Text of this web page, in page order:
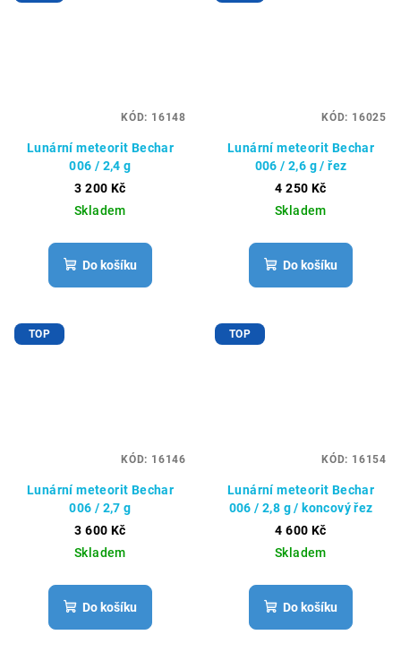
Lunární meteorit Bechar
006 / 2,4 g
3 200 Kč
Skladem
Do košíku
KÓD: 16148
Lunární meteorit Bechar
006 / 2,6 g / řez
4 250 Kč
Skladem
Do košíku
KÓD: 16025
TOP
Lunární meteorit Bechar
006 / 2,7 g
3 600 Kč
Skladem
Do košíku
KÓD: 16146
TOP
Lunární meteorit Bechar
006 / 2,8 g / koncový řez
4 600 Kč
Skladem
Do košíku
KÓD: 16154